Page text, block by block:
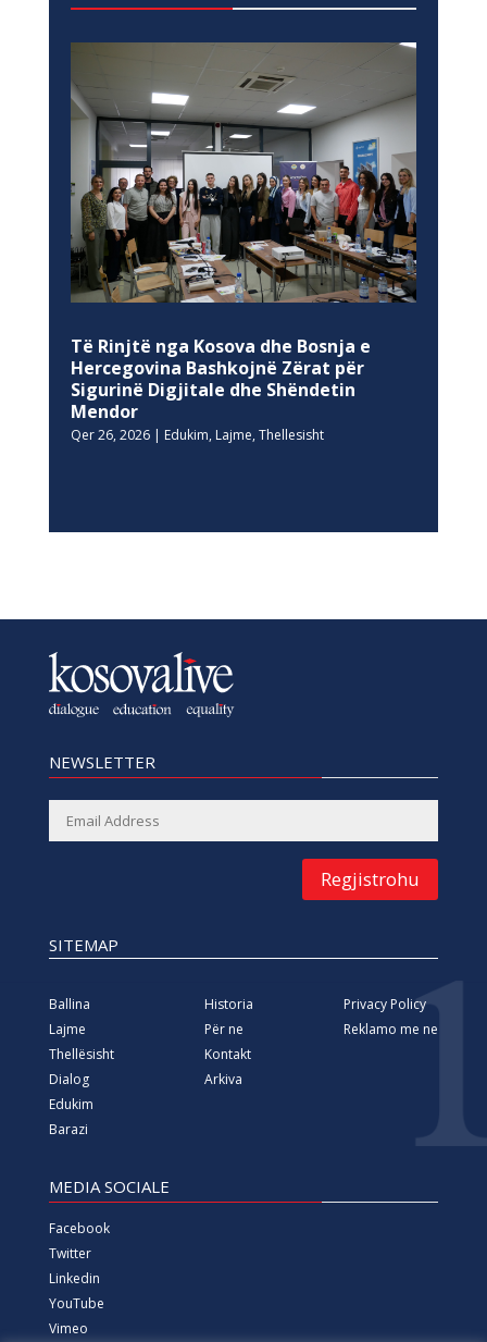
Të Rinjtë nga Kosova dhe Bosnja e
Hercegovina Bashkojnë Zërat për
Sigurinë Digjitale dhe Shëndetin
Mendor
Qer 26, 2026| Edukim, Lajme, Thellesisht
NEWSLETTER
Regjistrohu
SITEMAP
Ballina
Lajme
Thellësisht
Dialog
Edukim
Barazi
Historia
Për ne
Kontakt
Arkiva
Privacy Policy
Reklamo me ne
MEDIA SOCIALE
Facebook
Twitter
Linkedin
YouTube
Vimeo